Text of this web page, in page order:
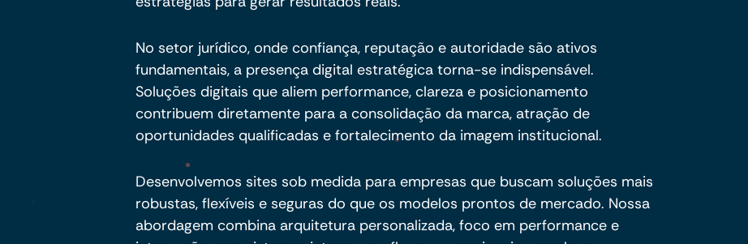
No setor jurídico, onde confiança, reputação e autoridade são ativos
fundamentais, a presença digital estratégica torna-se indispensável.
Soluções digitais que aliem performance, clareza e posicionamento
contribuem diretamente para a consolidação da marca, atração de
oportunidades qualificadas e fortalecimento da imagem institucional.
Desenvolvemos sites sob medida para empresas que buscam soluções mais
robustas, flexíveis e seguras do que os modelos prontos de mercado. Nossa
abordagem combina arquitetura personalizada, foco em performance e